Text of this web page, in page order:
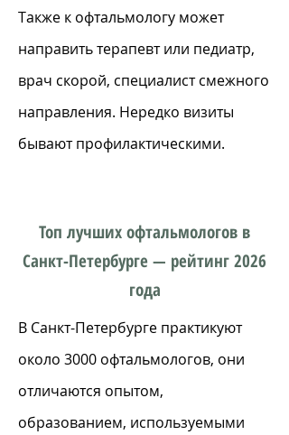
Также к офтальмологу может
направить терапевт или педиатр,
врач скорой, специалист смежного
направления. Нередко визиты
бывают профилактическими.
Топ лучших офтальмологов в
Санкт-Петербурге — рейтинг 2026
года
В Санкт-Петербурге практикуют
около 3000 офтальмологов, они
отличаются опытом,
образованием, используемыми